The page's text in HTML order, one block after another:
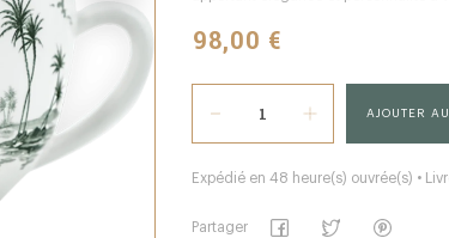
98,00 €
AJOUTER
Expédié en 48 heure(s) ouvrée(s) •
Partager